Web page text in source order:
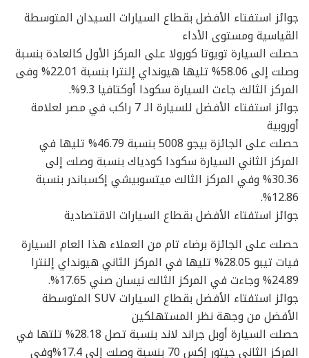
جوائز استفتاء الأفضل بقطاع السيارات السيدان المتوسطة
القياسية ومستوى الأداء
حصلت السيارة تويوتا كورولا على المركز الأول كالعادة بنسبة
وصلت إلى 58.06% تليها هيونداي إلنترا بنسبة 22.01% وفى
المركز الثالث جاءت السيارة سكودا أوكتافيا 9.3%.
جوائز استفتاء الأفضل للسيارة الـ 7 راكب في مصر لعلامة
أوروبية
حصلت على الجائزة بيجو 5008 بنسبة 46.79% تليها في
المركز الثاني السيارة سكودا كودياك بنسبة وصلت إلى
30.36% وفي المركز الثالث ميتسوبيشي إكسباندر بنسبة
12.86%.
جوائز استفتاء الأفضل بقطاع السيارات الاقتصادية
حصلت على الجائزة برضاء تام من العملاء هذا العام السيارة
فيات تيبو 28.05% تليها في المركز الثاني هيونداي إلنترا
24.89% وجاءت في المركز الثالث نيسان صني 17.65%.
جوائز استفتاء الأفضل بقطاع السيارات SUV المتوسطة
الأفضل من وجهة نظر المستهلكين
حصلت السيارة أوبل جراند لاند بنسبة تصل 28.18% تلتها في
المركز الثاني جيتور إكس 70 بنسبة وصلت إلى 17.4%وفي